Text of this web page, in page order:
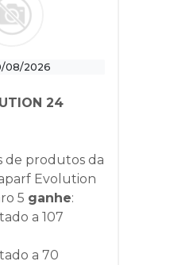
08/2026
24
de produtos da
Evolution
5 ganhe:
a 107
a 70